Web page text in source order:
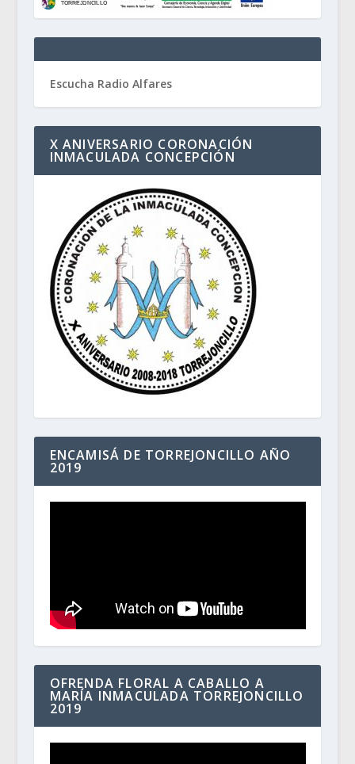
Escucha Radio Alfares
X ANIVERSARIO CORONACIÓN
INMACULADA CONCEPCIÓN
ENCAMISÁ DE TORREJONCILLO AÑO
2019
OFRENDA FLORAL A CABALLO A
MARÍA INMACULADA TORREJONCILLO
2019